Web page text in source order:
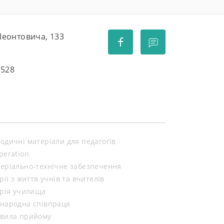
133
матеріали для педагогів
технічне забезпечення
з життя учнів та вчителів
училища
співпраця
прийому